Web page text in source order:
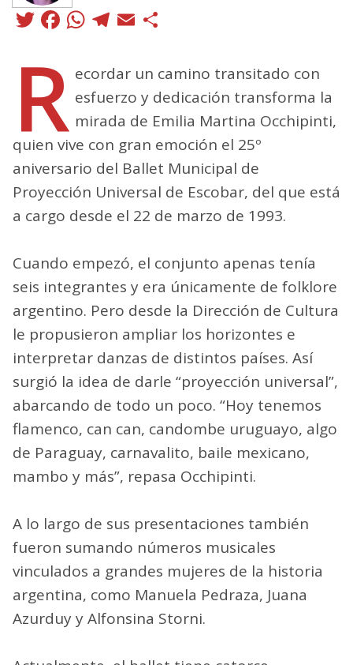
Twitter
Facebook
WhatsApp
Telegram
Email
R ecordar un camino transitado con
esfuerzo y dedicación transforma la
mirada de Emilia Martina Occhipinti,
quien vive con gran emoción el 25º
aniversario del Ballet Municipal de
Proyección Universal de Escobar, del que está
a cargo desde el 22 de marzo de 1993.
Cuando empezó, el conjunto apenas tenía
seis integrantes y era únicamente de folklore
argentino. Pero desde la Dirección de Cultura
le propusieron ampliar los horizontes e
interpretar danzas de distintos países. Así
surgió la idea de darle “proyección universal”,
abarcando de todo un poco. “Hoy tenemos
flamenco, can can, candombe uruguayo, algo
de Paraguay, carnavalito, baile mexicano,
mambo y más”, repasa Occhipinti.
A lo largo de sus presentaciones también
fueron sumando números musicales
vinculados a grandes mujeres de la historia
argentina, como Manuela Pedraza, Juana
Azurduy y Alfonsina Storni.